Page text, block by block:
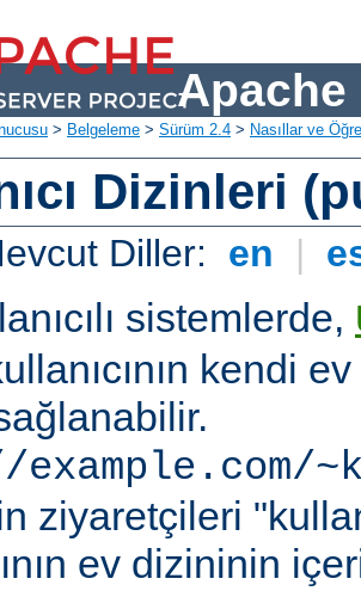
Apache
> Belgeleme > Sürüm 2.4 > Nasıllar ve
Dizinleri
Diller: en |
sistemlerde,
kendi
ziyaretçileri
ev dizininin